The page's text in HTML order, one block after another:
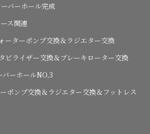
バーホール完成
ス関連
ーターポンプ交換＆ラジエター交換
ビライザー交換＆ブレーキローター交換
バーホールNO,3
ポンプ交換＆ラジエター交換＆フットレス